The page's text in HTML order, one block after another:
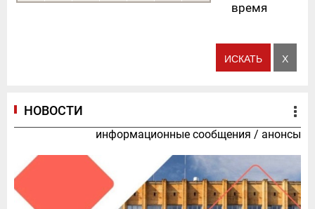
время
НОВОСТИ
информационные сообщения / анонсы